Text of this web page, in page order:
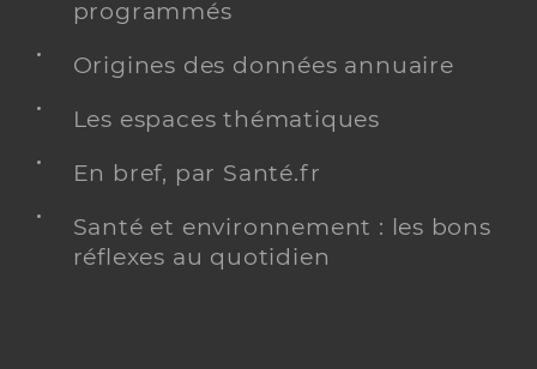
programmés
Origines des données annuaire
Les espaces thématiques
En bref, par Santé.fr
Santé et environnement : les bons
réflexes au quotidien